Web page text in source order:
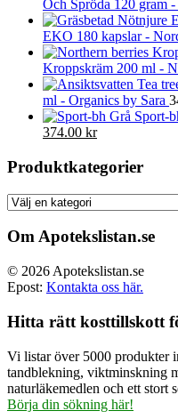
Och Spröda 120 gram
EKO 180 kapslar -
Kroppskräm 200 ml -
ml - Organics by Sara
Sport-
Det
priset
499.00 kr.
374.00 krDet
priset
är:
374.00 kr.
Produktkategorier
Om Apotekslistan.se
© 2026 Apotekslistan.se
Epost: Kontakta oss här.
Hitta rätt kosttillskott
Vi listar över 5000 produkter
tandblekning, viktminskning
naturläkemedlen och ett stort
Börja din sökning här!